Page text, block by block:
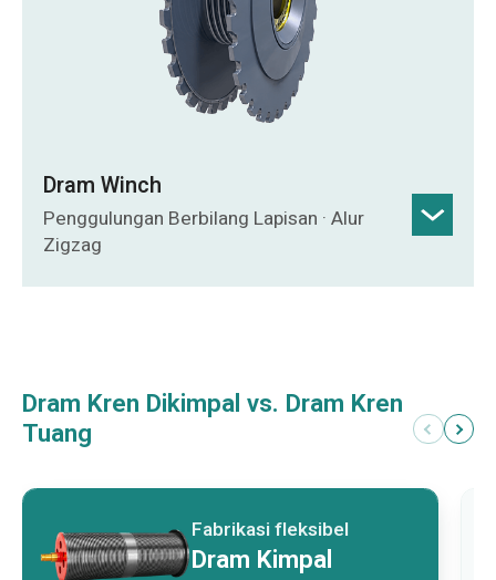
Dram Winch
Penggulungan Berbilang Lapisan · Alur
Zigzag
Alur zigzag mengurangkan geseran dan
haus tali; menyokong sehingga 14 lapisan
panjang.
Dram Kren Dikimpal vs. Dram Kren
Tuang
Fabrikasi fleksibel
Dram Kimpal